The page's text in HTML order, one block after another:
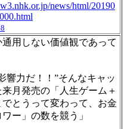
news/html/20190
用しない価値観であって
響力だ！！”そんなキャッ
月発売の「人生ゲーム＋
とうって変わって、お金
ー」の数を競う」